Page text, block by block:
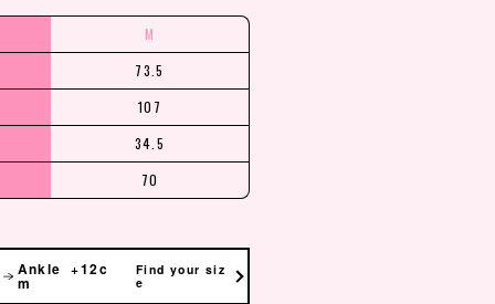
M
73.5
107
34.5
70
Ankle +12c
m
Find your siz
e